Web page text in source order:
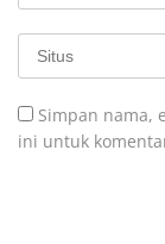
Simpan nama,
ini untuk